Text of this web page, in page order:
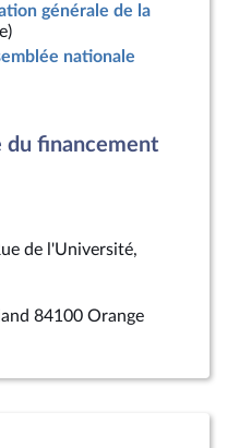
générale de la
nationale
du financement
de l'Université,
84100 Orange